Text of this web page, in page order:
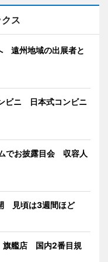
ス
遠州地域の出展者と
ビニ 日本式コンビニ
でお披露目会 収容人
見頃は3週間ほど
旗艦店 国内2番目規